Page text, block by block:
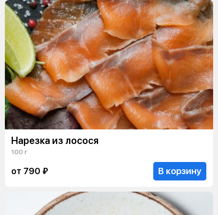
Нарезка из лосося
100 г
от 790 ₽ В корзину